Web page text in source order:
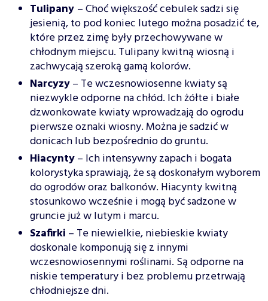
Tulipany – Choć większość cebulek sadzi się
jesienią, to pod koniec lutego można posadzić te,
które przez zimę były przechowywane w
chłodnym miejscu. Tulipany kwitną wiosną i
zachwycają szeroką gamą kolorów.
Narcyzy– Te wczesnowiosenne kwiaty są
niezwykle odporne na chłód. Ich żółte i białe
dzwonkowate kwiaty wprowadzają do ogrodu
pierwsze oznaki wiosny. Można je sadzić w
donicach lub bezpośrednio do gruntu.
Hiacynty– Ich intensywny zapach i bogata
kolorystyka sprawiają, że są doskonałym wyborem
do ogrodów oraz balkonów. Hiacynty kwitną
stosunkowo wcześnie i mogą być sadzone w
gruncie już w lutym i marcu.
Szafirki – Te niewielkie, niebieskie kwiaty
doskonale komponują się z innymi
wczesnowiosennymi roślinami. Są odporne na
niskie temperatury i bez problemu przetrwają
chłodniejsze dni.